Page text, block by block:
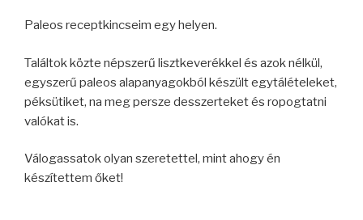
Paleos receptkincseim egy helyen.
Találtok közte népszerű lisztkeverékkel és azok nélkül,
egyszerű paleos alapanyagokból készült egytálételeket,
péksütiket, na meg persze desszerteket és ropogtatni
valókat is.
Válogassatok olyan szeretettel, mint ahogy én
készítettem őket!